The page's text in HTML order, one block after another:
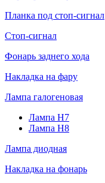
Планка под стоп-сигнал
Стоп-сигнал
Фонарь заднего хода
Накладка на фару
Лампа галогеновая
Лампа H7
Лампа H8
Лампа диодная
Накладка на фонарь